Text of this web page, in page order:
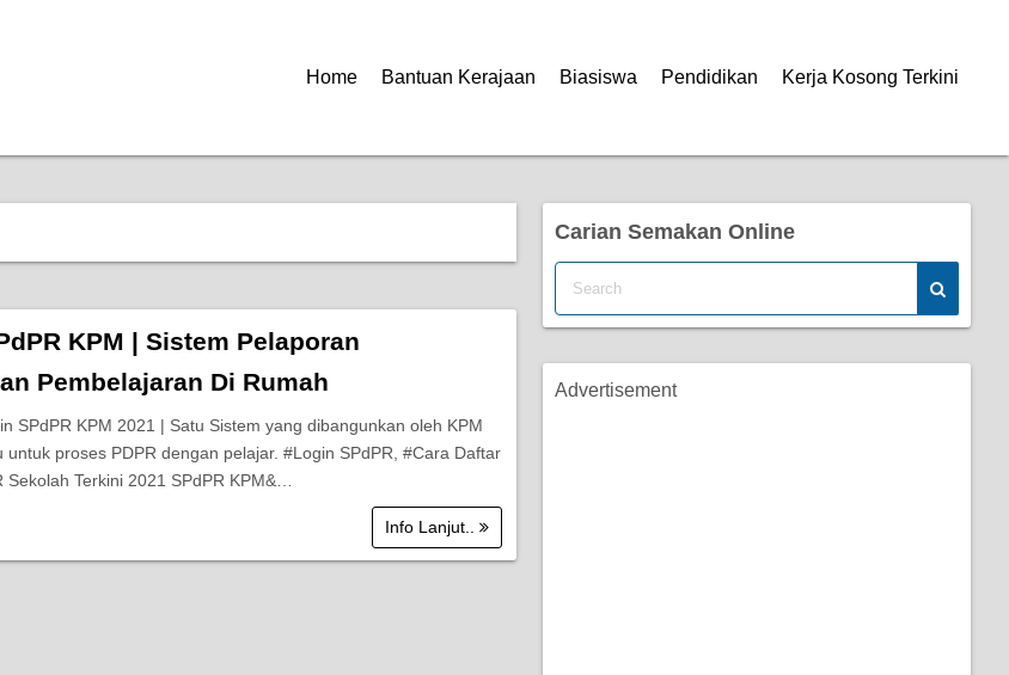
Home Bantuan Kerajaan Biasiswa Pendidikan Kerja Kosong Terkini
KPM | Sistem Pelaporan
Pembelajaran Di Rumah
SPdPR KPM 2021 | Satu Sistem yang dibangunkan oleh KPM
untuk proses PDPR dengan pelajar. #Login SPdPR, #Cara Daftar
Sekolah Terkini 2021 SPdPR KPM&…
Info Lanjut..
Carian Semakan Online
Advertisement